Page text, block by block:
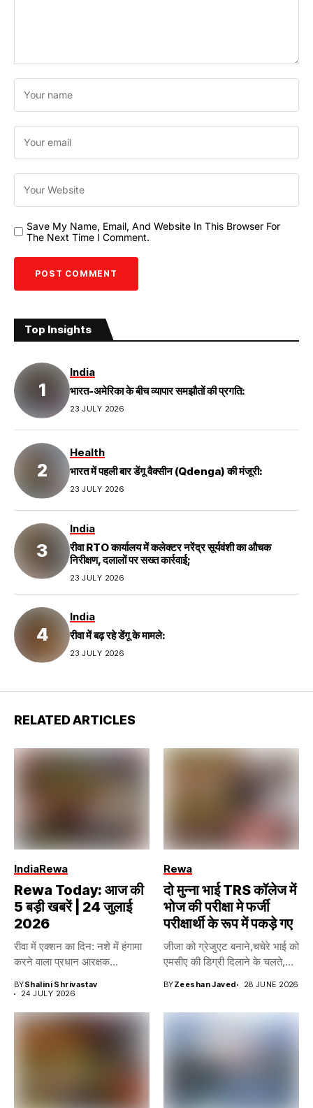
Save My Name, Email, And Website In This Browser For
The Next Time I Comment.
Top Insights
India
भारत-अमेरिका के बीच व्यापार समझौतों की प्रगति:
23 JULY 2026
Health
भारत में पहली बार डेंगू वैक्सीन (Qdenga) की मंजूरी:
23 JULY 2026
India
रीवा RTO कार्यालय में कलेक्टर नरेंद्र सूर्यवंशी का औचक
निरीक्षण, दलालों पर सख्त कार्रवाई;
23 JULY 2026
India
रीवा में बढ़ रहे डेंगू के मामले:
23 JULY 2026
RELATED ARTICLES
IndiaRewa
Rewa Today: आज की
5 बड़ी खबरें | 24 जुलाई
2026
रीवा में एक्शन का दिन: नशे में हंगामा
करने वाला प्रधान आरक्षक...
BYShalini Shrivastav
24 JULY 2026
Rewa
दो मुन्ना भाई TRS कॉलेज में
भोज की परीक्षा मे फर्जी
परीक्षार्थी के रूप में पकड़े गए
जीजा को ग्रेजुएट बनाने,चचेरे भाई को
एमसीए की डिग्री दिलाने के चलते,...
BYZeeshan Javed 28 JUNE 2026